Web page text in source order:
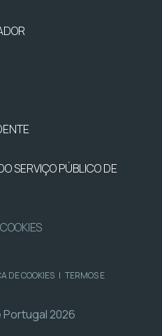
SERVIÇO PÚBLICO DE
DE COOKIES | TERMOS E
Portugal 2026